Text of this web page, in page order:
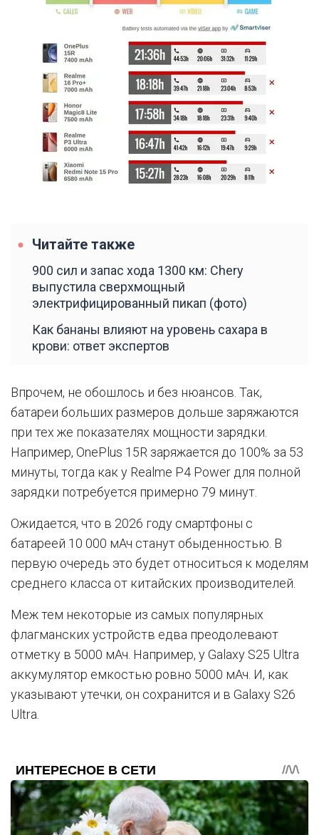
Читайте также
900 сил и запас хода 1300 км: Chery
выпустила сверхмощный
электрифицированный пикап (фото)
Как бананы влияют на уровень сахара в
крови: ответ экспертов
Впрочем, не обошлось и без нюансов. Так,
батареи больших размеров дольше заряжаются
при тех же показателях мощности зарядки.
Например, OnePlus 15R заряжается до 100% за 53
минуты, тогда как у Realme P4 Power для полной
зарядки потребуется примерно 79 минут.
Ожидается, что в 2026 году смартфоны с
батареей 10 000 мАч станут обыденностью. В
первую очередь это будет относиться к моделям
среднего класса от китайских производителей.
Меж тем некоторые из самых популярных
флагманских устройств едва преодолевают
отметку в 5000 мАч. Например, у Galaxy S25 Ultra
аккумулятор емкостью ровно 5000 мАч. И, как
указывают утечки, он сохранится и в Galaxy S26
Ultra.